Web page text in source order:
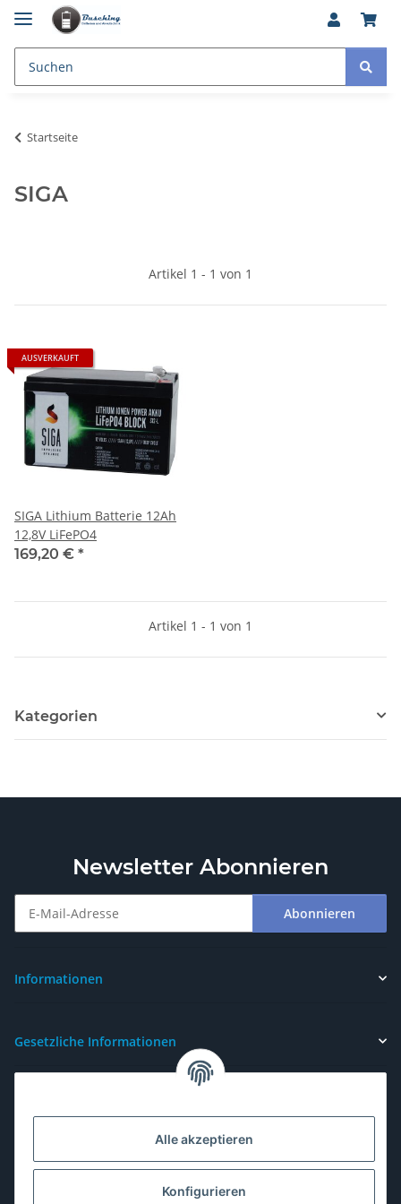
Alle akzeptieren
Konfigurieren
Startseite
SIGA
Artikel 1 - 1 von 1
AUSVERKAUFT
SIGA Lithium Batterie 12Ah
12,8V LiFePO4
169,20 € *
Artikel 1 - 1 von 1
Kategorien
Newsletter Abonnieren
Abonnieren
Informationen
Gesetzliche Informationen